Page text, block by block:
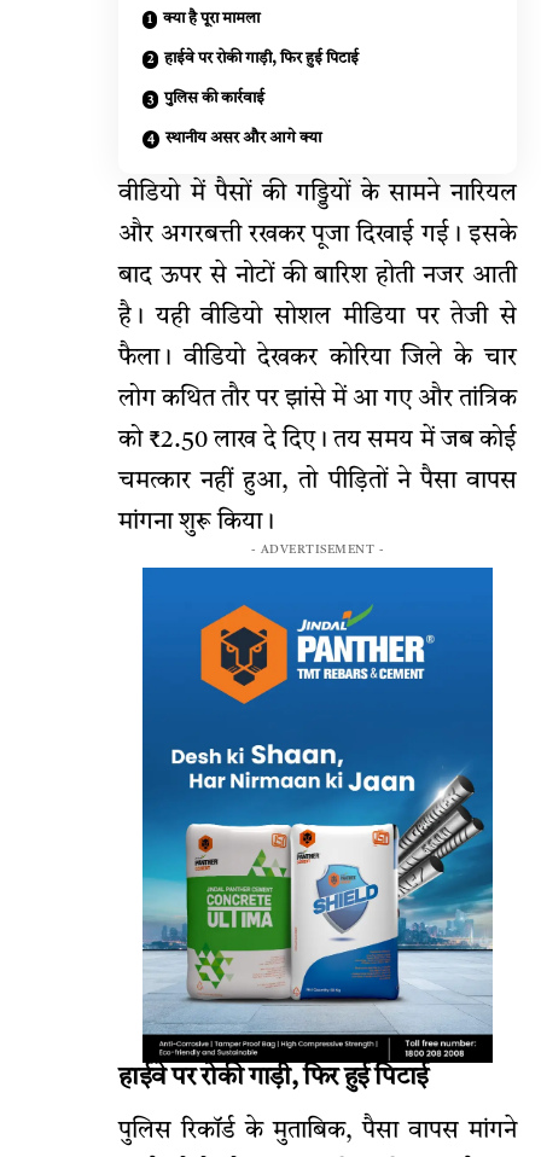
क्या है पूरा मामला
हाईवे पर रोकी गाड़ी, फिर हुई पिटाई
पुलिस की कार्रवाई
स्थानीय असर और आगे क्या
वीडियो में पैसों की गड्डियों के सामने नारियल
और अगरबत्ती रखकर पूजा दिखाई गई। इसके
बाद ऊपर से नोटों की बारिश होती नजर आती
है। यही वीडियो सोशल मीडिया पर तेजी से
फैला। वीडियो देखकर कोरिया जिले के चार
लोग कथित तौर पर झांसे में आ गए और तांत्रिक
को ₹2.50 लाख दे दिए। तय समय में जब कोई
चमत्कार नहीं हुआ, तो पीड़ितों ने पैसा वापस
मांगना शुरू किया।
- ADVERTISEMENT -
हाईवे पर रोकी गाड़ी, फिर हुई पिटाई
पुलिस रिकॉर्ड के मुताबिक, पैसा वापस मांगने